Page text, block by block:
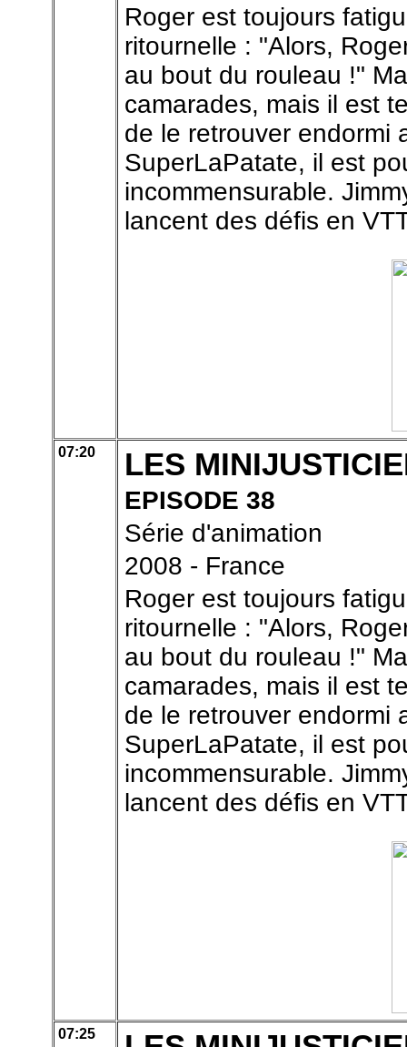
Roger est toujours
ritournelle : "Alors,
au bout du rouleau !"
camarades, mais il est
de le retrouver endormi
SuperLaPatate, il est
incommensurable.
lancent des défis en
07:20 LES
EPISODE 38
Série d'animation
2008 - France
Roger est toujours
ritournelle : "Alors,
au bout du rouleau !"
camarades, mais il est
de le retrouver endormi
SuperLaPatate, il est
incommensurable.
lancent des défis en
07:25